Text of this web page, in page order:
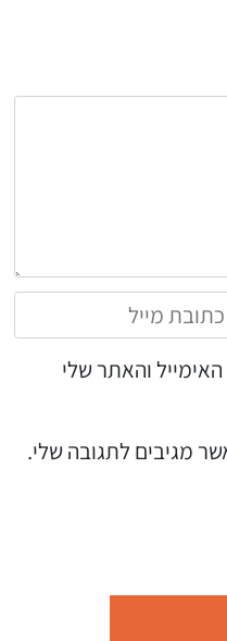
והאתר שלי
מגיבים לתגובה שלי.